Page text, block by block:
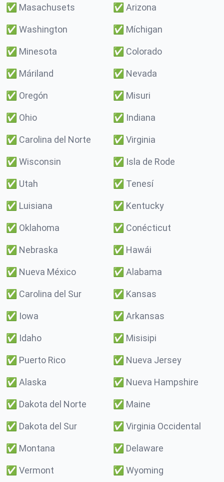
✅ Masachusets ✅ Arizona
✅ Washington ✅ Míchigan
✅ Minesota ✅ Colorado
✅ Máriland ✅ Nevada
✅ Oregón ✅ Misuri
✅ Ohio ✅ Indiana
✅ Carolina del Norte ✅ Virginia
✅ Wisconsin ✅ Isla de Rode
✅ Utah ✅ Tenesí
✅ Luisiana ✅ Kentucky
✅ Oklahoma ✅ Conécticut
✅ Nebraska ✅ Hawái
✅ Nueva México ✅ Alabama
✅ Carolina del Sur ✅ Kansas
✅ Iowa ✅ Arkansas
✅ Idaho ✅ Misisipi
✅ Puerto Rico ✅ Nueva Jersey
✅ Alaska ✅ Nueva Hampshire
✅ Dakota del Norte ✅ Maine
✅ Dakota del Sur ✅ Virginia Occidental
✅ Montana ✅ Delaware
✅ Vermont ✅ Wyoming